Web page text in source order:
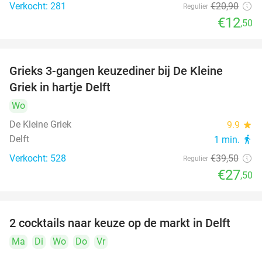
Verkocht: 281 Regulier €20,90
€12,50
Grieks 3-gangen keuzediner bij De Kleine
Griek in hartje Delft
Wo
De Kleine Griek
9.9 star
Delft 1 min. directions_walk
Verkocht: 528 Regulier €39,50
€27,50
50%
2 cocktails naar keuze op de markt in Delft
Ma Di Wo Do
Vr